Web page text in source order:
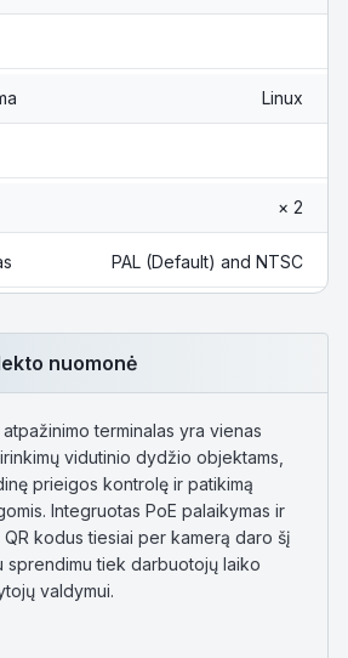
Linux
× 2
PAL (Default) and NTSC
nuomonė
terminalas yra vienas
vidutinio dydžio objektams,
prieigos kontrolę ir patikimą
Integruotas PoE palaikymas ir
kodus tiesiai per kamerą daro šį
sprendimu tiek darbuotojų laiko
valdymui.